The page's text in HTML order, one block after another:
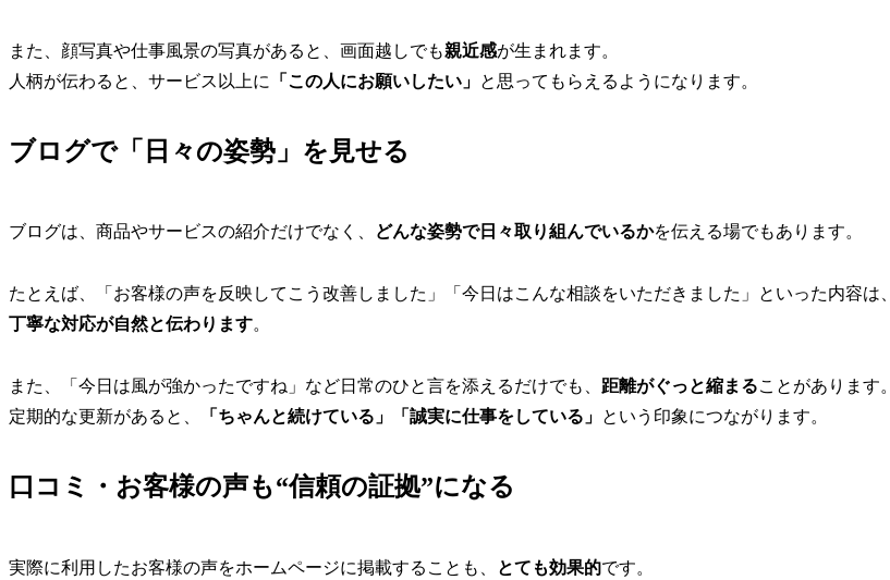
また、顔写真や仕事風景の写真があると、画面越しでも親近感が生まれます。
人柄が伝わると、サービス以上に
「この人にお願いしたい」 と思ってもらえるようになります。
ブログで「日々の姿勢」を見せる
ブログは、商品やサービスの紹介だけでなく、 どんな姿勢で日々取り組んでいるかを伝える場でもあります。
たとえば、「お客様の声を反映してこう改善しました」「今日はこんな相談をいただきました」といった内容は、
丁寧な対応が自然と伝わります。
また、「今日は風が強かったですね」など日常のひと言を添えるだけでも、 距離がぐっと縮まることがあります。
定期的な更新があると、
「ちゃんと続けている」「誠実に仕事をしている」 という印象につながります。
口コミ・お客様の声も“信頼の証拠”になる
実際に利用したお客様の声をホームページに掲載することも、 とても効果的です。